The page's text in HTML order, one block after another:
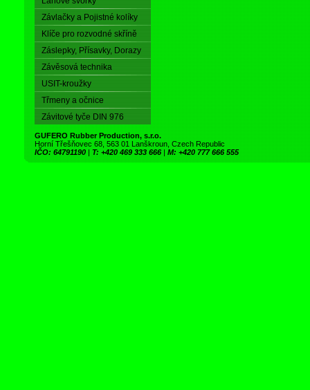
Závlačky a Pojistné kolíky
Klíče pro rozvodné skříně
Záslepky, Přísavky, Dorazy
Závěsová technika
USIT-kroužky
Třmeny a očnice
Závitové tyče DIN 976
GUFERO Rubber Production, s.r.o.
Horní Třešňovec 68, 563 01 Lanškroun, Czech Republic
IČO: 64791190 | T: +420 469 333 666 | M: +420 777 666 555